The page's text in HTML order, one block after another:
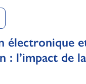
électronique
: l’impact de